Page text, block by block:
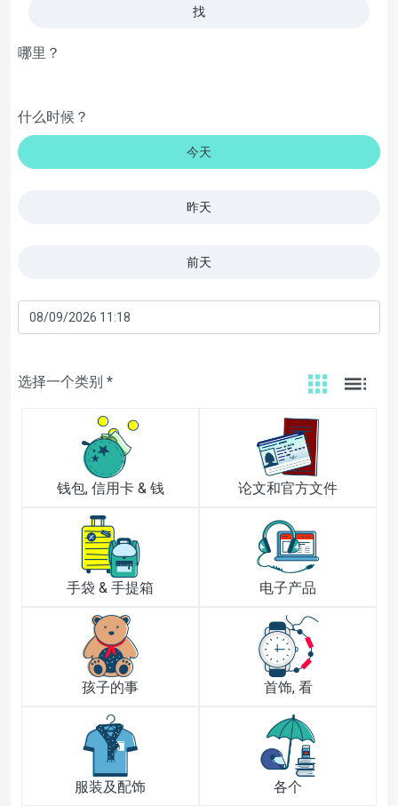
找
哪里？
什么时候？
今天
昨天
前天
选择一个类别 *
钱包, 信用卡 & 钱 论文和官方文件
手袋 & 手提箱 电子产品
孩子的事 首饰, 看
服装及配饰 各个